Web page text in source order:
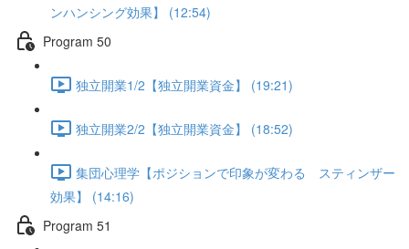
ンハンシング効果】 (12:54)
Program 50
独立開業1/2【独立開業資金】 (19:21)
独立開業2/2【独立開業資金】 (18:52)
集団心理学【ポジションで印象が変わる スティンザー
効果】 (14:16)
Program 51